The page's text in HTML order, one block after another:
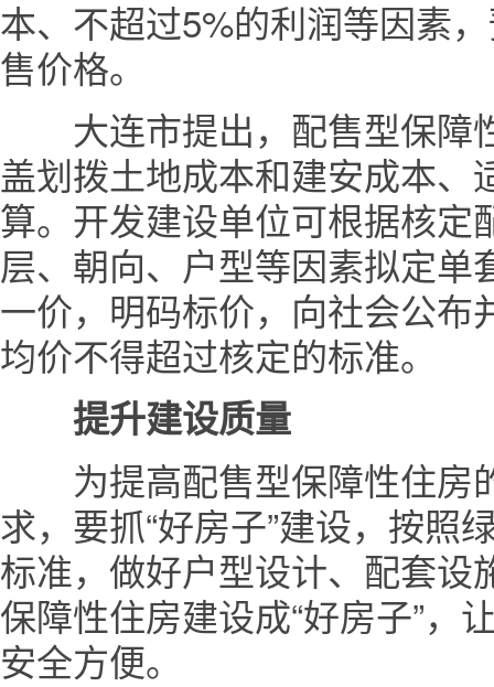
本、不超过5%的利润等因素
售价格。
大连市提出，配售型保障
盖划拨土地成本和建安成本
算。开发建设单位可根据核定
层、朝向、户型等因素拟定
一价，明码标价，向社会公布
均价不得超过核定的标准。
提升建设质量
为提高配售型保障性住房
求，要抓“好房子”建设，按照
标准，做好户型设计、配套设
保障性住房建设成“好房子”，
安全方便。